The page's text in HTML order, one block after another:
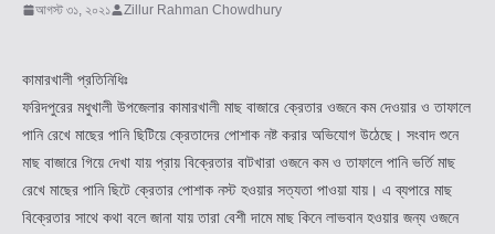
আগস্ট ৩১, ২০২১ Zillur Rahman Chowdhury
কামারখালী প্রতিনিধিঃ
ফরিদপুরের মধুখালী উপজেলার কামারখালী মাছ বাজারে ক্রেতার ওজনে কম দেওয়ার ও তাফালে
পানি রেখে মাছের পানি ছিটিয়ে ক্রেতাদের পোশাক নষ্ট করার অভিযোগ উঠেছে। সংবাদ শুনে
মাছ বাজারে গিয়ে দেখা যায় প্রায় বিক্রেতার বাটখারা ওজনে কম ও তাফালে পানি ভর্তি মাছ
রেখে মাছের পানি ছিটে ক্রেতার পোশাক নস্ট হওয়ার সত্যতা পাওয়া যায়। এ ব্যপারে মাছ
বিক্রেতার সাথে কথা বলে জানা যায় তারা বেশী দামে মাছ কিনে লাভবান হওয়ার জন্য ওজনে